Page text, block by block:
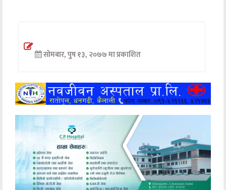
अन्तर्वार्ता
खेलकुद
मनोरञ्जन
अन्य
सोमबार, पुष १३, २०७७ मा प्रकाशित